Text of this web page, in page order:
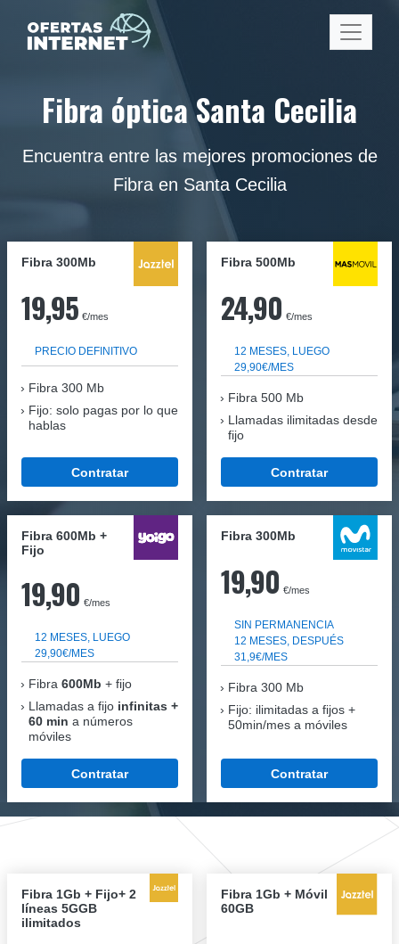
Fibra óptica Santa Cecilia
Encuentra entre las mejores promociones de
Fibra en Santa Cecilia
Fibra 300Mb
19,95 €/mes
PRECIO DEFINITIVO
Fibra 300 Mb
Fijo: solo pagas por lo que
hablas
Contratar
Fibra 500Mb
24,90 €/mes
12 MESES, LUEGO
29,90€/MES
Fibra 500 Mb
Llamadas ilimitadas desde
fijo
Contratar
Fibra 600Mb +
Fijo
19,90 €/mes
12 MESES, LUEGO
29,90€/MES
Fibra 600Mb + fijo
Llamadas a fijo infinitas +
60 min a números
móviles
Contratar
Fibra 300Mb
19,90 €/mes
SIN PERMANENCIA
12 MESES, DESPUÉS
31,9€/MES
Fibra 300 Mb
Fijo: ilimitadas a fijos +
50min/mes a móviles
Contratar
Fibra 1Gb + Fijo+ 2
líneas 5GGB
ilimitados
Fibra 1Gb + Móvil
60GB